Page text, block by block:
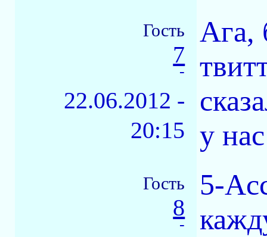
Гость
7
-
22.06.2012 -
20:15
Ага,
у
Гость
8
-
5-